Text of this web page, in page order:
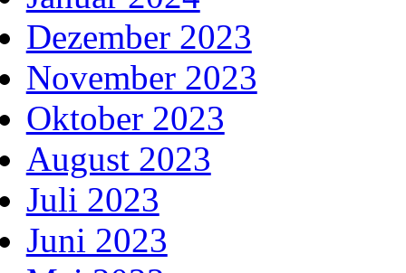
Dezember 2023
November 2023
Oktober 2023
August 2023
Juli 2023
Juni 2023